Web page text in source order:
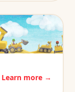
Learn more →